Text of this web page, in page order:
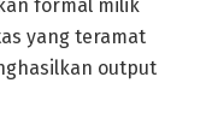
formal milik
yang teramat
output